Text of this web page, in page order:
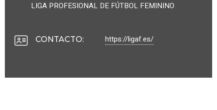
LIGA PROFESIONAL DE FÚTBOL FEMININO
CONTACTO: https://ligaf.es/